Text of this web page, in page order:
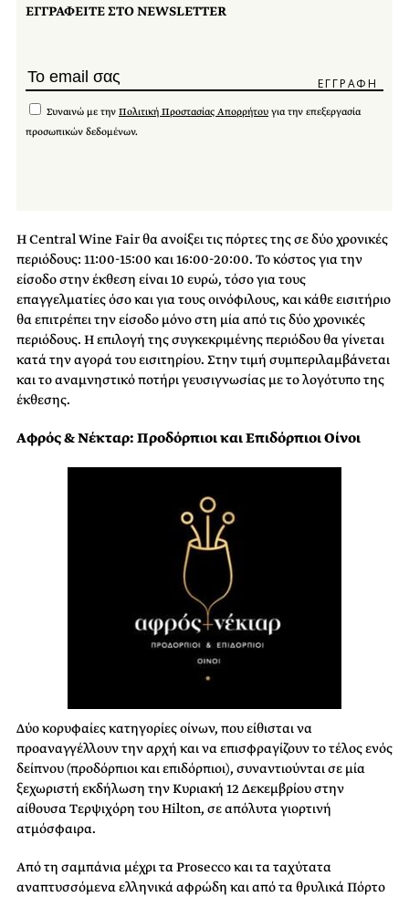
ΕΓΓΡΑΦΕΙΤΕ ΣΤΟ NEWSLETTER
Συναινώ με την Πολιτική Προστασίας Απορρήτου για την επεξεργασία
προσωπικών δεδομένων.
H Central Wine Fair θα ανοίξει τις πόρτες της σε δύο χρονικές
περιόδους: 11:00-15:00 και 16:00-20:00. Το κόστος για την
είσοδο στην έκθεση είναι 10 ευρώ, τόσο για τους
επαγγελματίες όσο και για τους οινόφιλους, και κάθε εισιτήριο
θα επιτρέπει την είσοδο μόνο στη μία από τις δύο χρονικές
περιόδους. Η επιλογή της συγκεκριμένης περιόδου θα γίνεται
κατά την αγορά του εισιτηρίου. Στην τιμή συμπεριλαμβάνεται
και το αναμνηστικό ποτήρι γευσιγνωσίας με το λογότυπο της
έκθεσης.
Αφρός & Νέκταρ: Προδόρπιοι και Επιδόρπιοι Οίνοι
Δύο κορυφαίες κατηγορίες οίνων, που είθισται να
προαναγγέλλουν την αρχή και να επισφραγίζουν το τέλος ενός
δείπνου (προδόρπιοι και επιδόρπιοι), συναντιούνται σε μία
ξεχωριστή εκδήλωση την Κυριακή 12 Δεκεμβρίου στην
αίθουσα Τερψιχόρη του Hilton, σε απόλυτα γιορτινή
ατμόσφαιρα.
Από τη σαμπάνια μέχρι τα Prosecco και τα ταχύτατα
αναπτυσσόμενα ελληνικά αφρώδη και από τα θρυλικά Πόρτο